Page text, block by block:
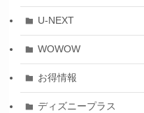
U-NEXT
WOWOW
お得情報
ディズニープラス